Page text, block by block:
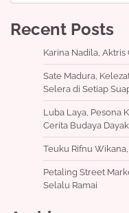
Recent Posts
Karina Nadila,
Sate Madura,
Selera di Setiap
Luba Laya, Pesona
Cerita Budaya
Teuku Rifnu
Petaling Street
Selalu Ramai